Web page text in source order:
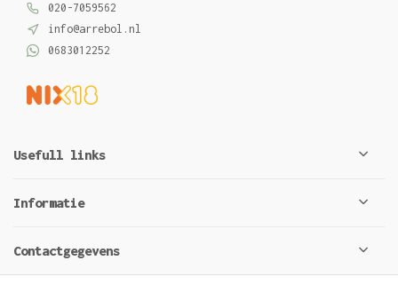
020-7059562
info@arrebol.nl
0683012252
Usefull links
Informatie
Contactgegevens